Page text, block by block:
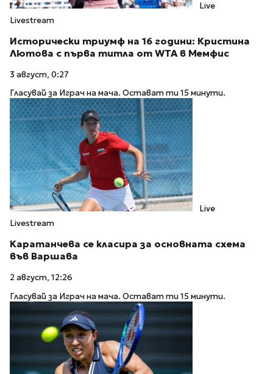
Live
Livestream
Исторически триумф на 16 години: Кристина
Лютова с първа титла от WTA в Мемфис
3 август, 0:27
Гласувай за Играч на мача. Остават ти 15 минути.
Live
Livestream
Каратанчева се класира за основната схема
във Варшава
2 август, 12:26
Гласувай за Играч на мача. Остават ти 15 минути.